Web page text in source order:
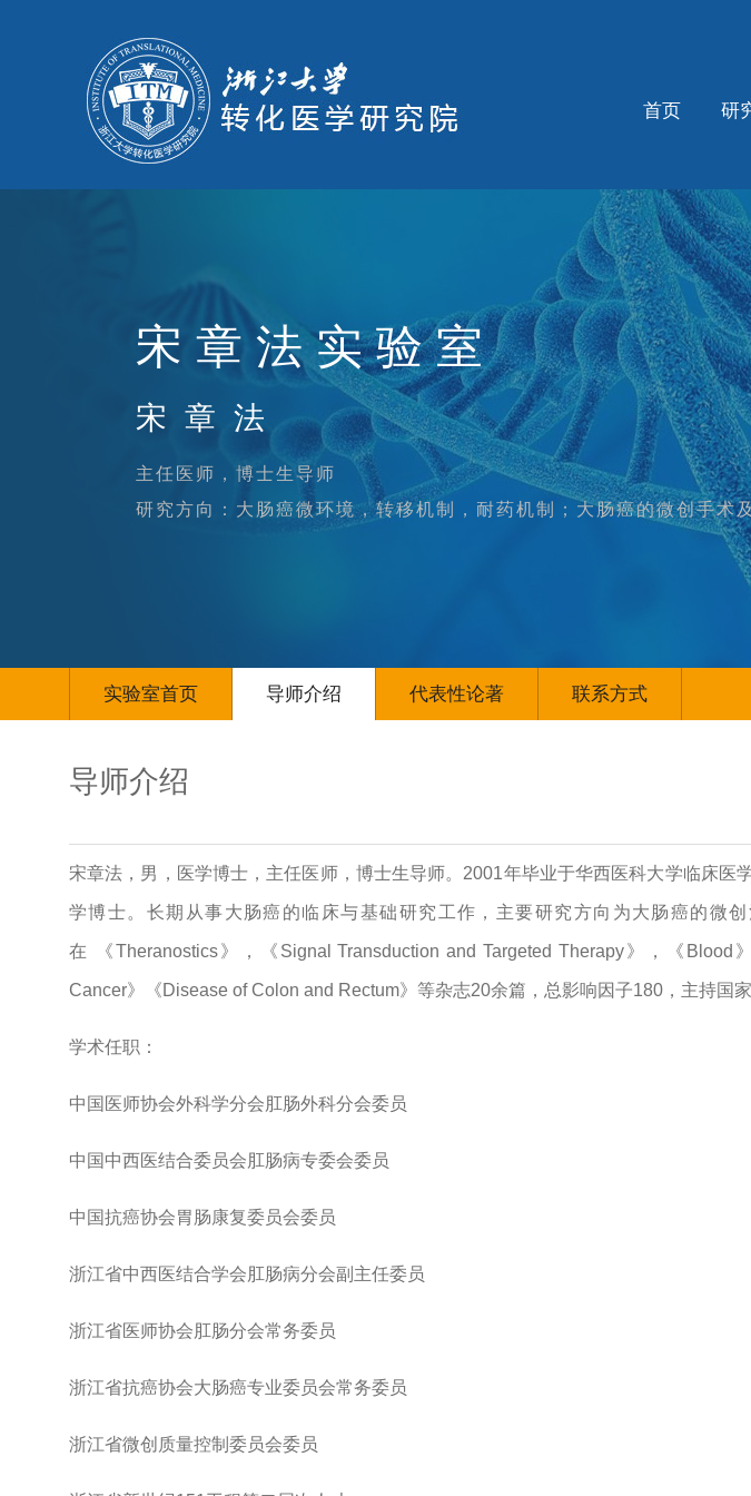
首页 研
宋章法实验室
宋章法
主任医师，博士生导师
研究方向：大肠癌微环境，转移机制，耐药机制；大肠癌的微创手术
实验室首页 导师介绍 代表性论著 联系方式
导师介绍
宋章法，男，医学博士，主任医师，博士生导师。2001年毕业于华西医科大学临床
学博士。长期从事大肠癌的临床与基础研究工作，主要研究方向为大肠癌的微
在 《Theranostics》，《Signal Transduction and Targeted Therapy》，《
Cancer》《Disease of Colon and Rectum》等杂志20余篇，总影响因子180，主持国家
学术任职：
中国医师协会外科学分会肛肠外科分会委员
中国中西医结合委员会肛肠病专委会委员
中国抗癌协会胃肠康复委员会委员
浙江省中西医结合学会肛肠病分会副主任委员
浙江省医师协会肛肠分会常务委员
浙江省抗癌协会大肠癌专业委员会常务委员
浙江省微创质量控制委员会委员